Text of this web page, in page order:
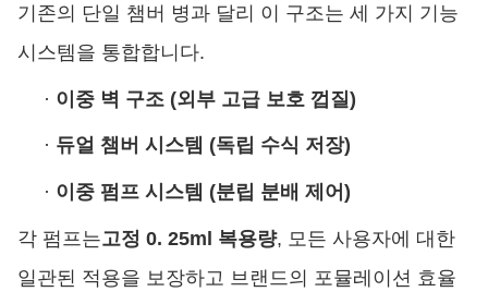
기존의 단일 챔버 병과 달리 이 구조는 세 가지 기능
시스템을 통합합니다.
· 이중 벽 구조 (외부 고급 보호 껍질)
· 듀얼 챔버 시스템 (독립 수식 저장)
· 이중 펌프 시스템 (분립 분배 제어)
각 펌프는고정 0. 25ml 복용량, 모든 사용자에 대한
일관된 적용을 보장하고 브랜드의 포뮬레이션 효율